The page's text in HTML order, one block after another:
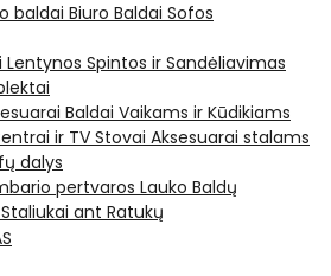
baldai Biuro Baldai Sofos
Lentynos Spintos ir Sandėliavimas
Baldai Vaikams ir Kūdikiams
ir TV Stovai Aksesuarai stalams
dalys
pertvaros Lauko Baldų
Staliukai ant Ratukų